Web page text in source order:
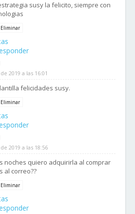
susy la felicito, siempre con
Eliminar
2019 a las 16:01
felicidades susy.
Eliminar
2019 a las 18:56
noches quiero adquirirla al comprar
al correo??
Eliminar